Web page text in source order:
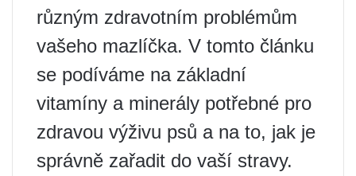
různým zdravotním problémům
vašeho mazlíčka. V tomto článku
se podíváme na základní
vitamíny a minerály potřebné pro
zdravou výživu psů a na to, jak je
správně zařadit do vaší stravy.